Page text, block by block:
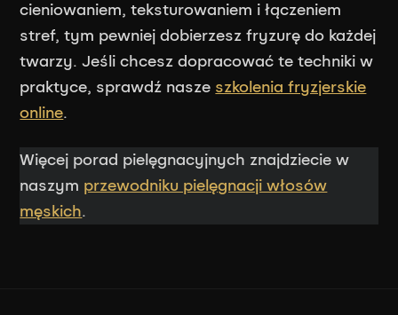
cieniowaniem, teksturowaniem i łączeniem
stref, tym pewniej dobierzesz fryzurę do każdej
twarzy. Jeśli chcesz dopracować te techniki w
praktyce, sprawdź nasze szkolenia fryzjerskie
online.
Więcej porad pielęgnacyjnych znajdziecie w
naszym przewodniku pielęgnacji włosów
męskich.